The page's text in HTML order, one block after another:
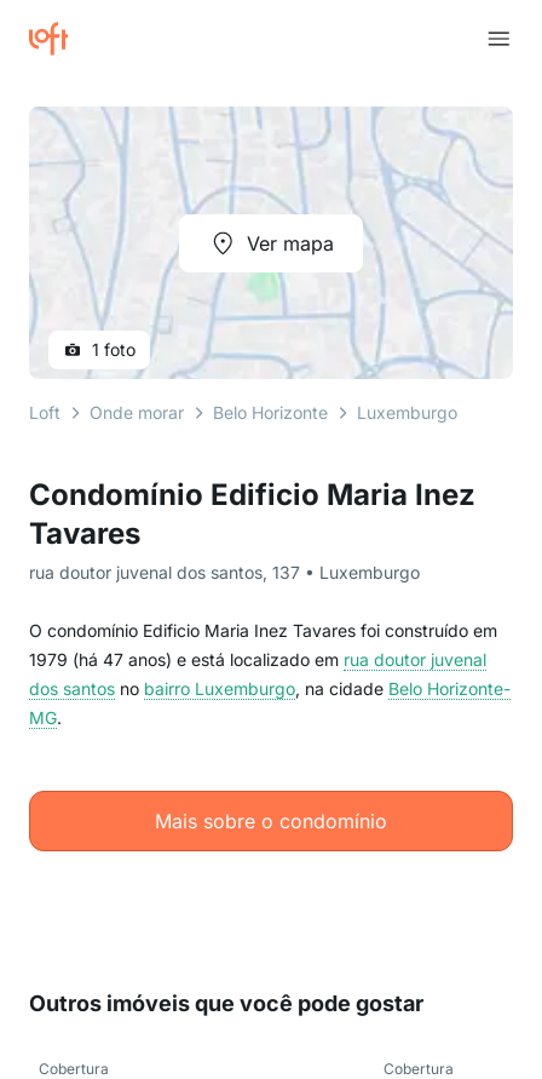
Condomínio Edificio Maria Inez
Tavares
rua doutor juvenal dos santos, 137 • Luxemburgo
O condomínio Edificio Maria Inez Tavares foi construído em
1979 (há 47 anos) e está localizado em rua doutor juvenal
dos santos no bairro Luxemburgo, na cidade Belo Horizonte-
MG.
Mais sobre o condomínio
Ver mapa
1 foto
Loft Onde morar Belo Horizonte Luxemburgo
Outros imóveis que você pode gostar
Cobertura Cobertura